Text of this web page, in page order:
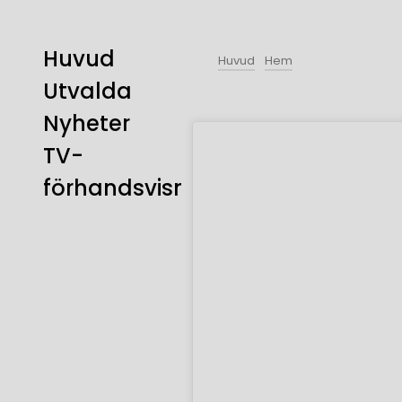
Huvud
Utvalda
Nyheter
TV-
förhandsvisning
Huvud Hem